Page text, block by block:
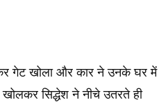
गेट खोला और कार ने उनके घर में
सिद्धेश ने नीचे उतरते ही